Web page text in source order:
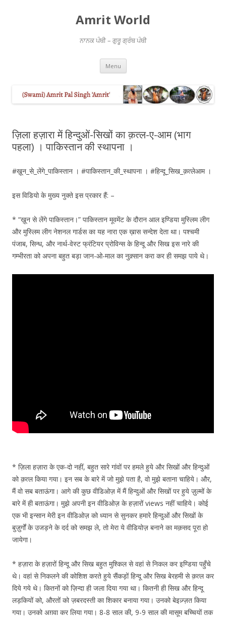
Amrit World
ਨਾਨਕ ਪੰਥੀ – ਗੁਰੂ ਗ੍ਰੰਥ ਪੰਥੀ
Menu Skip
content
ज़िला हज़ारा में हिन्दुओं-सिखों का क़त्ल-ए-आम (भाग
पहला) । पाकिस्तान की स्थापना ।
#ख़ून_से_लेंगे_पाकिस्तान । #पाकिस्तान_की_स्थापना । #हिन्दू_सिख_क़त्लेआम ।
इस विडियो के मुख्य नुक्ते इस प्रकार हैं: –
* “ख़ून से लेंगे पाकिस्तान।” पाकिस्तान मूवमेंट के दौरान आल इण्डिया मुस्लिम लीग
और मुस्लिम लीग नेशनल गार्डस का यह नारा एक ख़ास सन्देश देता था। पश्चमी
पंजाब, सिन्ध, और नार्थ-वेस्ट फ्रंटियर प्रोविन्स के हिन्दू और सिख इस नारे की
गम्भीरता को अपना बहुत बड़ा जान-ओ-माल का नुक़्सान करा कर ही समझ पाये थे।
* ज़िला हज़ारा के एक-दो नहीं, बहुत सारे गांवों पर हमले हुये और सिखों और हिन्दुओं
को क़त्ल किया गया। इन सब के बारे में जो मुझे पता है, वो मुझे बताना चाहिये। और,
मैं वो सब बताऊंगा। आगे की कुछ वीडिओज़ में मैं हिन्दुओं और सिखों पर हुये ज़ुल्मों के
बारे में ही बताऊंगा। मुझे अपनी इन वीडिओज़ के हज़ारों views नहीं चाहिये। कोई
एक भी इन्सान मेरी इन वीडिओज़ को ध्यान से सुनकर हमारे हिन्दुओं और सिखों के
बुज़ुर्गों के उजड़ने के दर्द को समझ ले, तो मेरा ये वीडियोज़ बनाने का मक़सद पूरा हो
जायेगा।
* हज़ारा के हज़ारों हिन्दू और सिख बहुत मुश्किल से वहां से निकल कर इण्डिया पहुँचे
थे। वहां से निकलने की कोशिश करते हुये सैंकड़ों हिन्दू और सिख बेरहमी से क़त्ल कर
दिये गये थे। कितनों को ज़िन्दा ही जला दिया गया था। कितनी ही सिख और हिन्दू
लड़कियों को, औरतों को ज़बरदस्ती का शिकार बनाया गया। उनको बेइज़्ज़त किया
गया। उनको अग़वा कर लिया गया। 8-8 साल की, 9-9 साल की मासूम बच्चियों तक